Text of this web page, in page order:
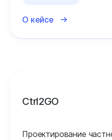
О кейсе
Ctrl2GO
Проектирование